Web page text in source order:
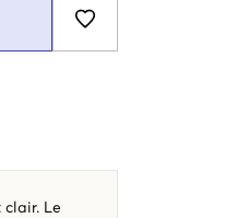
clair. Le